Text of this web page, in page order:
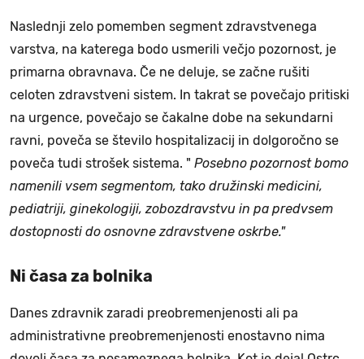
Naslednji zelo pomemben segment zdravstvenega
varstva, na katerega bodo usmerili večjo pozornost, je
primarna obravnava. Če ne deluje, se začne rušiti
celoten zdravstveni sistem. In takrat se povečajo pritiski
na urgence, povečajo se čakalne dobe na sekundarni
ravni, poveča se število hospitalizacij in dolgoročno se
poveča tudi strošek sistema. " Posebno pozornost bomo
namenili vsem segmentom, tako družinski medicini,
pediatriji, ginekologiji, zobozdravstvu in pa predvsem
dostopnosti do osnovne zdravstvene oskrbe."
Ni časa za bolnika
Danes zdravnik zaradi preobremenjenosti ali pa
administrativne preobremenjenosti enostavno nima